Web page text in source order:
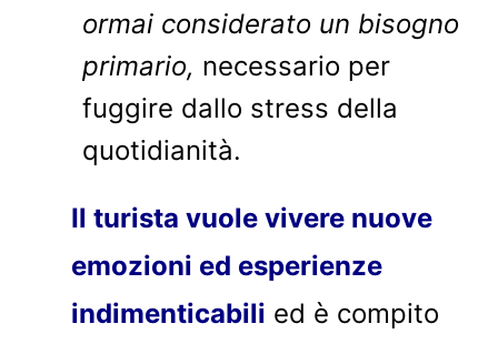
ormai considerato un bisogno
primario, necessario per
fuggire dallo stress della
quotidianità.
Il turista vuole vivere nuove
emozioni ed esperienze
indimenticabili ed è compito